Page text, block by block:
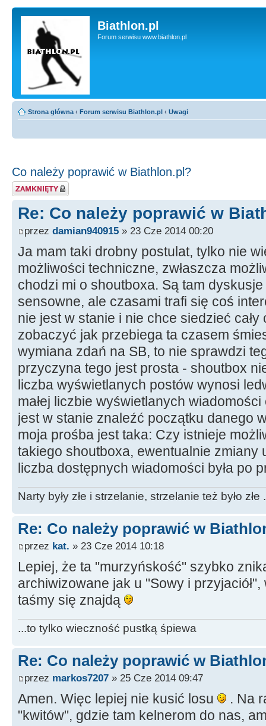
Biathlon.pl
Forum serwisu www.biathlon.pl
Strona główna ‹ Forum serwisu Biathlon.pl ‹ Uwagi
Co należy poprawić w Biathlon.pl?
Zablokowany temat
Re: Co należy poprawić w
przez damian940915 » 23 Cze 2014 00:20
Ja mam taki drobny postulat, tylko nie
możliwości techniczne, zwłaszcza
chodzi mi o shoutboxa. Są tam
sensowne, ale czasami trafi się coś
nie jest w stanie i nie chce siedzieć
zobaczyć jak przebiega ta czasem
wymiana zdań na SB, to nie sprawdzi
przyczyna tego jest prosta - shoutbox
liczba wyświetlanych postów wynosi
małej liczbie wyświetlanych
jest w stanie znaleźć początku danego
moja prośba jest taka: Czy istnieje
takiego shoutboxa, ewentualnie zmiany
liczba dostępnych wiadomości była po
Narty były złe i strzelanie, strzelanie też było złe
Re: Co należy poprawić w
przez kat. » 23 Cze 2014 10:18
Lepiej, że ta "murzyńskość" szybko
archiwizowane jak u "Sowy i
taśmy się znajdą
...to tylko wieczność pustką śpiewa
Re: Co należy poprawić w
przez markos7207 » 25 Cze 2014 09:47
Amen. Więc lepiej nie kusić losu
. Na
"kwitów", gdzie tam kelnerom do nas,